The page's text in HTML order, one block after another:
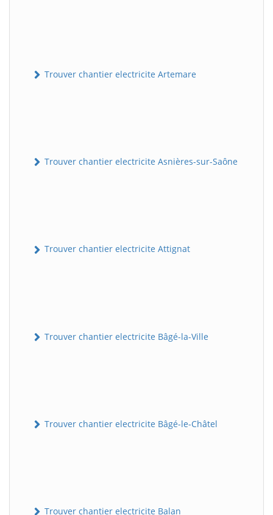
Trouver chantier electricite Artemare
Trouver chantier electricite Asnières-sur-Saône
Trouver chantier electricite Attignat
Trouver chantier electricite Bâgé-la-Ville
Trouver chantier electricite Bâgé-le-Châtel
Trouver chantier electricite Balan